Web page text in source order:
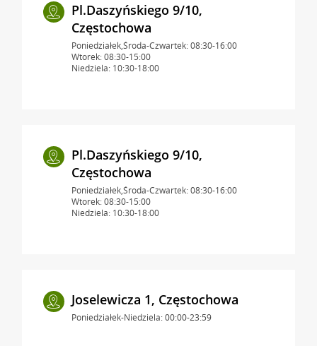
Pl.Daszyńskiego 9/10,
Częstochowa
Poniedziałek,Środa-Czwartek: 08:30-16:00
Wtorek: 08:30-15:00
Niedziela: 10:30-18:00
Pl.Daszyńskiego 9/10,
Częstochowa
Poniedziałek,Środa-Czwartek: 08:30-16:00
Wtorek: 08:30-15:00
Niedziela: 10:30-18:00
Joselewicza 1, Częstochowa
Poniedziałek-Niedziela: 00:00-23:59